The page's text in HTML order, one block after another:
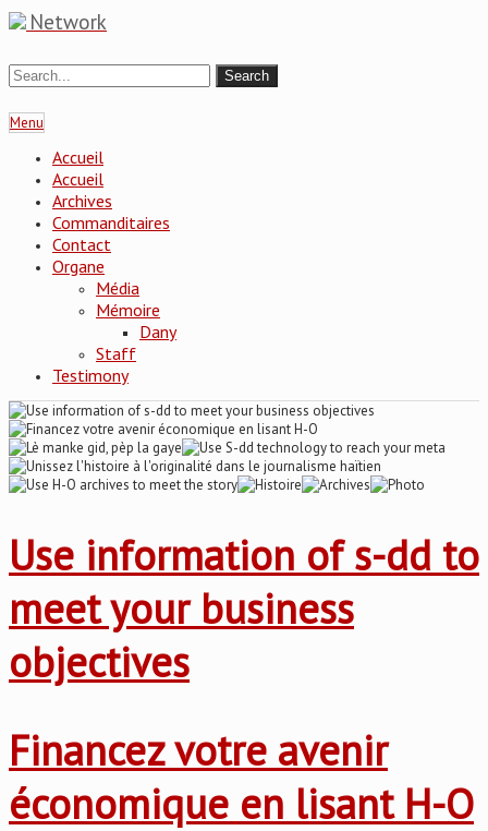
Network
Menu
Accueil
Accueil
Archives
Commanditaires
Contact
Organe
Média
Mémoire
Dany
Staff
Testimony
Use information of s-dd to
meet your business
objectives
Financez votre avenir
économique en lisant H-O